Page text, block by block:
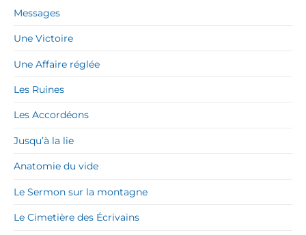
Messages
Une Victoire
Une Affaire réglée
Les Ruines
Les Accordéons
Jusqu’à la lie
Anatomie du vide
Le Sermon sur la montagne
Le Cimetière des Écrivains